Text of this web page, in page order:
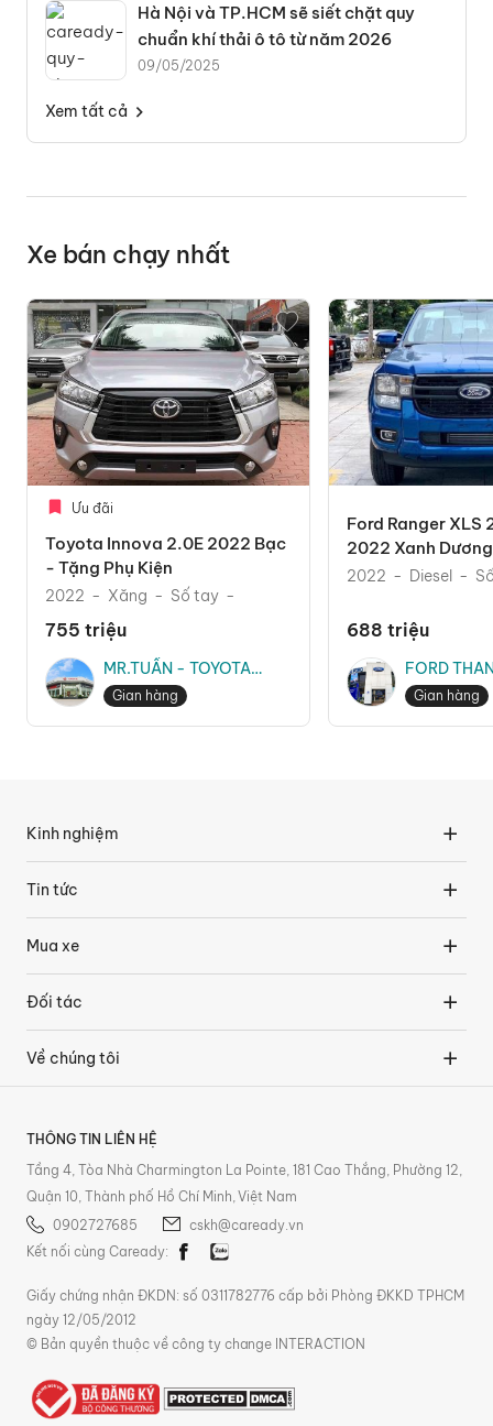
Hà Nội và TP.HCM sẽ siết chặt quy
chuẩn khí thải ô tô từ năm 2026
09/05/2025
Xem tất cả
Xe bán chạy nhất
Ưu đãi
Toyota Innova 2.0E 2022 Bạc
- Tặng Phụ Kiện
2022 Xăng Số tay
755 triệu
MR.TUẤN - TOYOTA
THĂNG LONG
Gian hàng
Ford Ranger XLS
2022 Xanh
Mãi Phụ Kiện
2022 Diesel
688 triệu
FORD
MR.TRUNG
Gian hàng
Kinh nghiệm
Tin tức
Mua xe
Đối tác
Về chúng tôi
THÔNG TIN LIÊN HỆ
Tầng 4, Tòa Nhà Charmington La Pointe, 181 Cao Thắng, Phường 12,
Quận 10, Thành phố Hồ Chí Minh, Việt Nam
0902727685
cskh@caready.vn
Kết nối cùng Caready:
Giấy chứng nhận ĐKDN: số 0311782776 cấp bởi Phòng ĐKKD TPHCM
ngày 12/05/2012
© Bản quyền thuộc về công ty change INTERACTION